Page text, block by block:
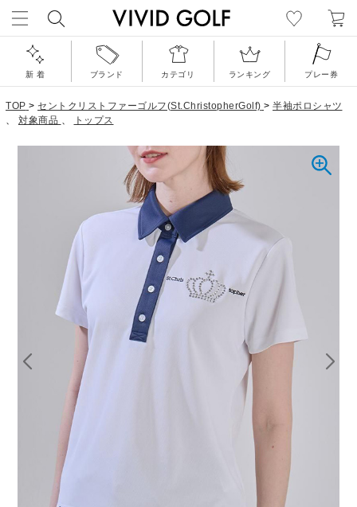
新 着 ブランド カテゴリ ランキング プレー券
TOP > セントクリストファーゴルフ(St.ChristopherGolf) > 半袖ポロシャツ
、 対象商品 、 トップス